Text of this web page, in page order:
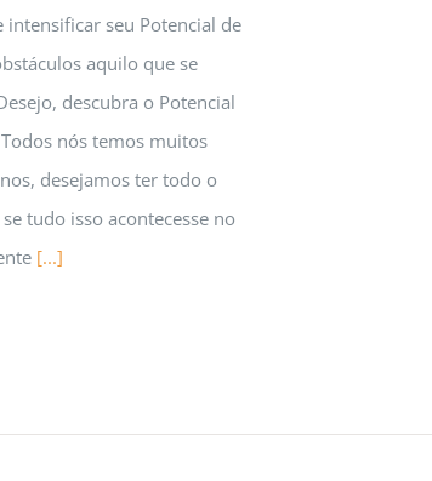
intensificar seu Potencial de
aquilo que se
descubra o Potencial
nós temos muitos
desejamos ter todo o
tudo isso acontecesse no
[...]